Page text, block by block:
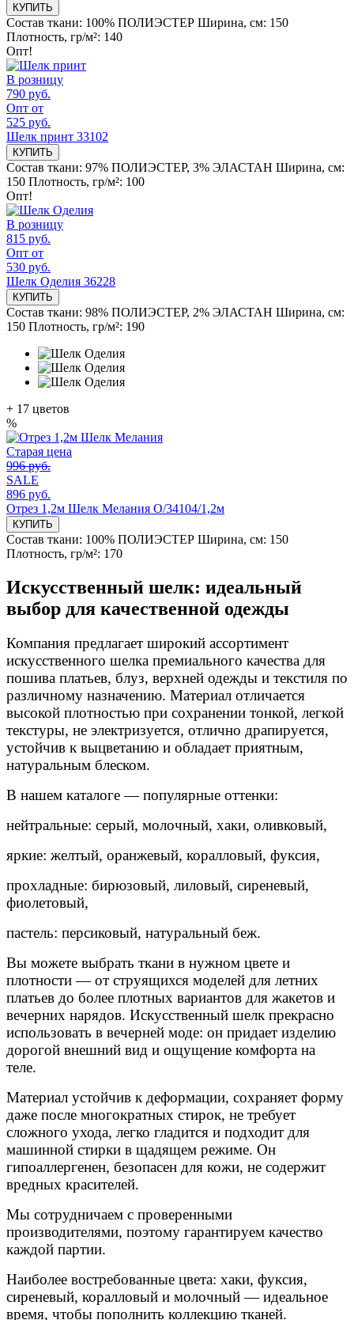
КУПИТЬ
Состав ткани: 100% ПОЛИЭСТЕР Ширина, см: 150
Плотность, гр/м²: 140
Опт!
В розницу
790 руб.
Опт от
525 руб.
Шелк принт 33102
КУПИТЬ
Состав ткани: 97% ПОЛИЭСТЕР, 3% ЭЛАСТАН Ширина, см:
150 Плотность, гр/м²: 100
Опт!
В розницу
815 руб.
Опт от
530 руб.
Шелк Оделия 36228
КУПИТЬ
Состав ткани: 98% ПОЛИЭСТЕР, 2% ЭЛАСТАН Ширина, см:
150 Плотность, гр/м²: 190
+ 17 цветов
%
Старая цена
996 руб.
SALE
896 руб.
Отрез 1,2м Шелк Мелания О/34104/1,2м
КУПИТЬ
Состав ткани: 100% ПОЛИЭСТЕР Ширина, см: 150
Плотность, гр/м²: 170
Искусственный шелк: идеальный
выбор для качественной одежды
Компания предлагает широкий ассортимент
искусственного шелка премиального качества для
пошива платьев, блуз, верхней одежды и текстиля по
различному назначению. Материал отличается
высокой плотностью при сохранении тонкой, легкой
текстуры, не электризуется, отлично драпируется,
устойчив к выцветанию и обладает приятным,
натуральным блеском.
В нашем каталоге — популярные оттенки:
нейтральные: серый, молочный, хаки, оливковый,
яркие: желтый, оранжевый, коралловый, фуксия,
прохладные: бирюзовый, лиловый, сиреневый,
фиолетовый,
пастель: персиковый, натуральный беж.
Вы можете выбрать ткани в нужном цвете и
плотности — от струящихся моделей для летних
платьев до более плотных вариантов для жакетов и
вечерних нарядов. Искусственный шелк прекрасно
использовать в вечерней моде: он придает изделию
дорогой внешний вид и ощущение комфорта на
теле.
Материал устойчив к деформации, сохраняет форму
даже после многократных стирок, не требует
сложного ухода, легко гладится и подходит для
машинной стирки в щадящем режиме. Он
гипоаллергенен, безопасен для кожи, не содержит
вредных красителей.
Мы сотрудничаем с проверенными
производителями, поэтому гарантируем качество
каждой партии.
Наиболее востребованные цвета: хаки, фуксия,
сиреневый, коралловый и молочный — идеальное
время, чтобы пополнить коллекцию тканей.